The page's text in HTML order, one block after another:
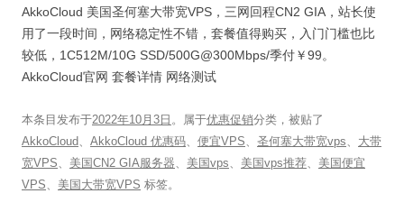
AkkoCloud 美国圣何塞大带宽VPS，三网回程CN2 GIA，站长使
用了一段时间，网络稳定性不错，套餐值得购买，入门门槛也比
较低，1C512M/10G SSD/500G@300Mbps/季付￥99。
AkkoCloud官网 套餐详情 网络测试
本条目发布于2022年10月3日 。属于优惠促销分类，被贴了
AkkoCloud、 AkkoCloud 优惠码、 便宜VPS、 圣何塞大带宽vps、 大带
宽VPS、 美国CN2 GIA服务器、 美国vps、 美国vps推荐、 美国便宜
VPS、 美国大带宽VPS 标签。